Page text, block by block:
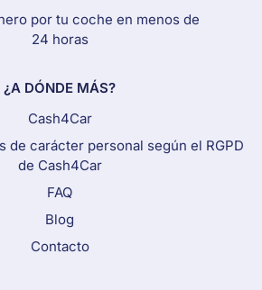
por tu coche en menos de
24 horas
¿A DÓNDE MÁS?
Cash4Car
de carácter personal según el RGPD
de Cash4Car
FAQ
Blog
Contacto